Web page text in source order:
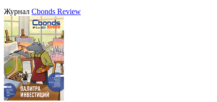
Журнал Cbonds Review